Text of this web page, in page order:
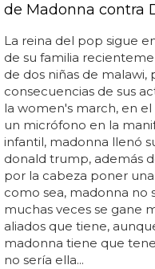
de Madonna contra
La reina del pop sigue
de su familia
de dos niñas de malawi,
consecuencias de sus
la women's march, en
un micrófono en la
infantil, madonna llenó
donald trump, además
por la cabeza poner
como sea, madonna no
muchas veces se gane
aliados que tiene,
madonna tiene que
no sería ella...